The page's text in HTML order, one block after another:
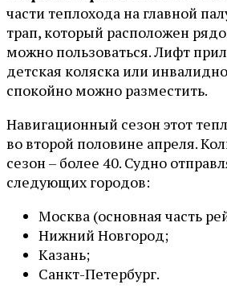
части теплохода на главной
трап, который расположен
можно пользоваться. Лифт
детская коляска или
спокойно можно разместить.
Навигационный сезон этот
во второй половине апреля.
сезон – более 40. Судно
следующих городов:
Москва (основная часть
Нижний Новгород;
Казань;
Санкт-Петербург.